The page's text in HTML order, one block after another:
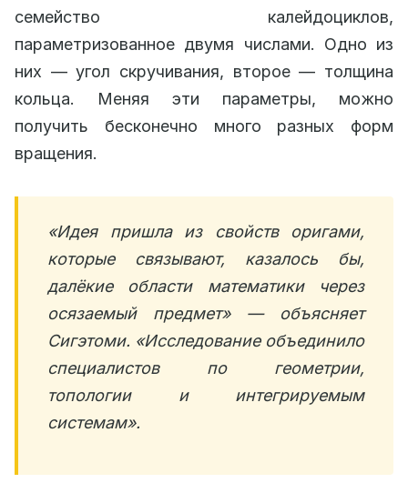
семейство калейдоциклов,
параметризованное двумя числами. Одно из
них — угол скручивания, второе — толщина
кольца. Меняя эти параметры, можно
получить бесконечно много разных форм
вращения.
«Идея пришла из свойств оригами,
которые связывают, казалось бы,
далёкие области математики через
осязаемый предмет» — объясняет
Сигэтоми. «Исследование объединило
специалистов по геометрии,
топологии и интегрируемым
системам».